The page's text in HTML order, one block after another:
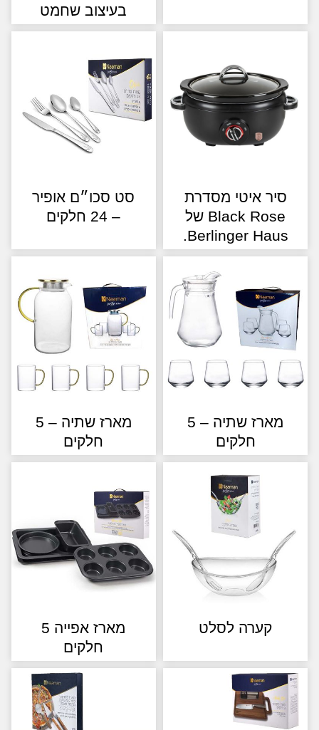
בעיצוב שחמט
איטי מסדרת
Black Rose של
Berlinger
סט סכו״ם אופיר
מארז שתיה – 5
חלקים
מארז שתיה – 5
חלקים
קערה לסלט
מארז אפייה 5
חלקים